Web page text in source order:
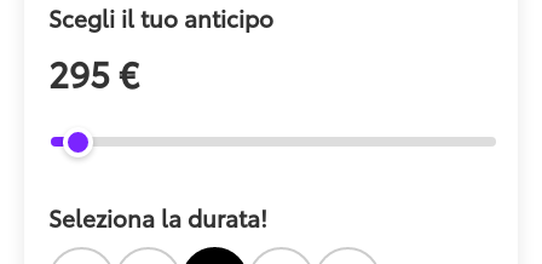
Scegli il tuo anticipo
295 €
Seleziona la durata!